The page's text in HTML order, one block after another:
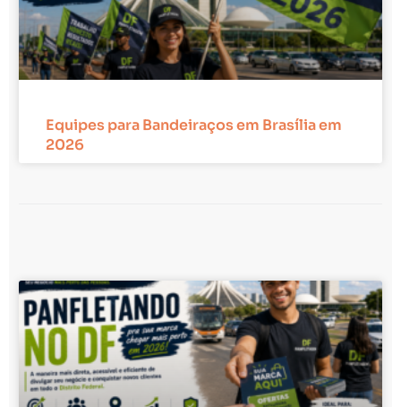
Equipes para Bandeiraços em Brasília em
2026